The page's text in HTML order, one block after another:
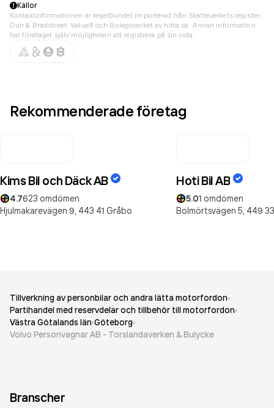
Källor
Kontaktinformationen är regelbundet importerad från Skatteverkets register,
Dun & Bradstreet, Value8 och Bolagsverket av hitta.se. Annan information
har företaget själv möjligheten att registrera på sin sida.
Rekommenderade företag
Kims Bil och Däck AB
4.7623 omdömen
Hjulmakarevägen 9, 443 41 Gråbo
Hoti Bil AB
5.01 omdömen
Bolmörtsvägen 5, 449 33
Tillverkning av personbilar och andra lätta motorfordon
Partihandel med reservdelar och tillbehör till motorfordon
Västra Götalands län Göteborg
Volvo Personvagnar AB - Torslandaverken & Bulycke
Branscher